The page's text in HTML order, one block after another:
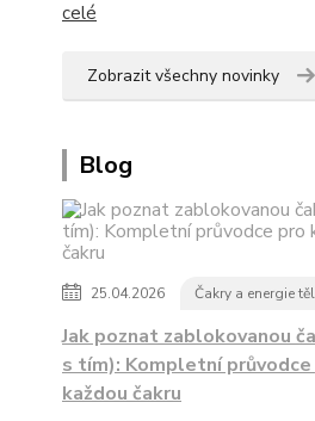
celé
Zobrazit všechny novinky
Blog
25.04.2026 Čakry a energie
Jak poznat zablokovanou
s tím): Kompletní
každou čakru